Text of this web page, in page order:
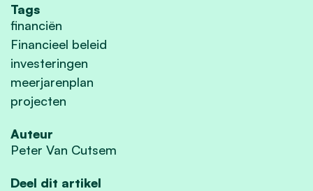
Tags
financiën
Financieel beleid
investeringen
meerjarenplan
projecten
Auteur
Peter Van Cutsem
Deel dit artikel